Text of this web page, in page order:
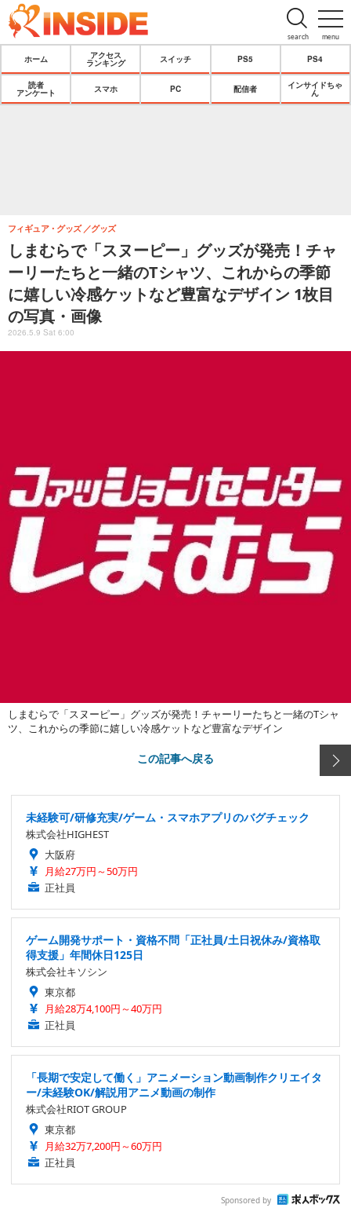
menu
search
ホーム
アクセス
ランキング
スイッチ PS5 PS4
読者
アンケート
スマホ PC 配信者
インサイドちゃ
ん
しまむらで「スヌーピー」グッズが発売！チャ
ーリーたちと一緒のTシャツ、これからの季節
に嬉しい冷感ケットなど豊富なデザイン 1枚目
の写真・画像
フィギュア・グッズ グッズ
2026.5.9 Sat 6:00
しまむらで「スヌーピー」グッズが発売！チャーリーたちと一緒のTシャ
ツ、これからの季節に嬉しい冷感ケットなど豊富なデザイン
この記事へ戻る
未経験可/研修充実/ゲーム・スマホアプリのバグチェック
株式会社HIGHEST
大阪府
月給27万円～50万円
正社員
ゲーム開発サポート・資格不問「正社員/土日祝休み/資格取
得支援」年間休日125日
株式会社キソシン
東京都
月給28万4,100円～40万円
正社員
「長期で安定して働く」アニメーション動画制作クリエイタ
ー/未経験OK/解説用アニメ動画の制作
株式会社RIOT GROUP
東京都
月給32万7,200円～60万円
正社員
Sponsored by